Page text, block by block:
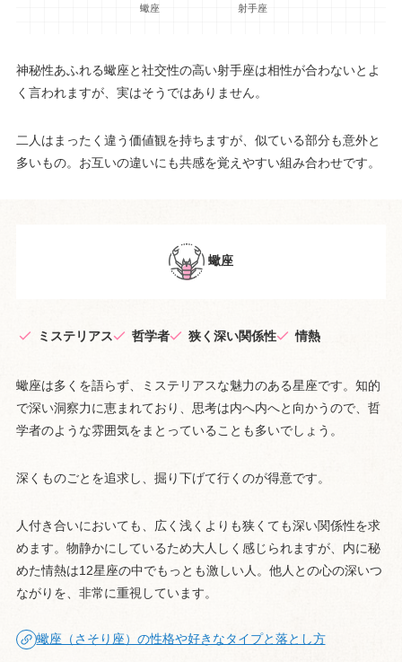
蠍座 射手座
神秘性あふれる蠍座と社交性の高い射手座は相性が合わないとよ
く言われますが、実はそうではありません。
二人はまったく違う価値観を持ちますが、似ている部分も意外と
多いもの。お互いの違いにも共感を覚えやすい組み合わせです。
蠍座
ミステリアス 哲学者 狭く深い関係性 情熱
蠍座は多くを語らず、ミステリアスな魅力のある星座です。知的
で深い洞察力に恵まれており、思考は内へ内へと向かうので、哲
学者のような雰囲気をまとっていることも多いでしょう。
深くものごとを追求し、掘り下げて行くのが得意です。
人付き合いにおいても、広く浅くよりも狭くても深い関係性を求
めます。物静かにしているため大人しく感じられますが、内に秘
めた情熱は12星座の中でもっとも激しい人。他人との心の深いつ
ながりを、非常に重視しています。
蠍座（さそり座）の性格や好きなタイプと落とし方